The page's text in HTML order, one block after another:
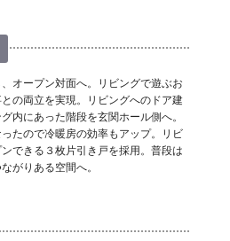
オープン対面へ。リビングで遊ぶお
の両立を実現。リビングへのドア建
内にあった階段を玄関ホール側へ。
たので冷暖房の効率もアップ。リビ
できる３枚片引き戸を採用。普段は
がりある空間へ。